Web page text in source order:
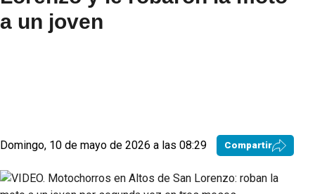
a un joven
Domingo, 10 de mayo de 2026 a las 08:29 Compartir